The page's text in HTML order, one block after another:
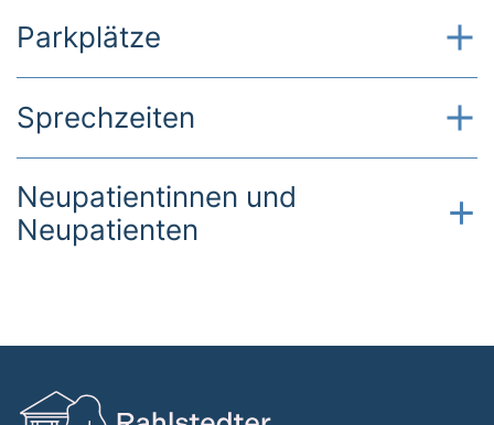
Parkplätze
Sprechzeiten
Neupatientinnen und
Neupatienten